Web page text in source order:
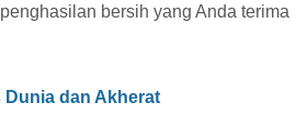
bersih yang Anda terima
Dunia dan Akherat